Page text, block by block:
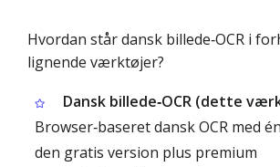
Hvordan står dansk billede‑OCR i
lignende værktøjer?
Dansk billede‑OCR (dette
Browser‑baseret dansk OCR med
den gratis version plus premium